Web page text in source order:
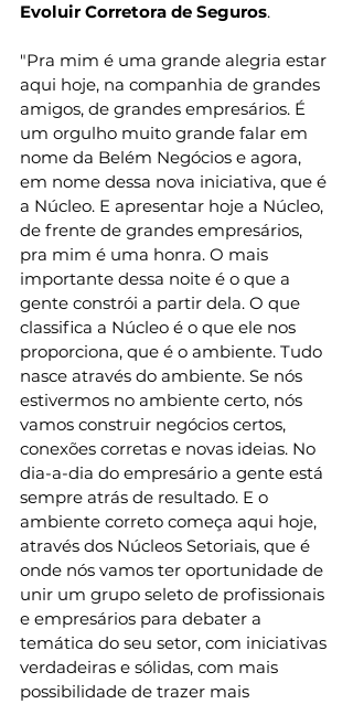
Evoluir Corretora de Seguros.
"Pra mim é uma grande alegria estar
aqui hoje, na companhia de grandes
amigos, de grandes empresários. É
um orgulho muito grande falar em
nome da Belém Negócios e agora,
em nome dessa nova iniciativa, que é
a Núcleo. E apresentar hoje a Núcleo,
de frente de grandes empresários,
pra mim é uma honra. O mais
importante dessa noite é o que a
gente constrói a partir dela. O que
classifica a Núcleo é o que ele nos
proporciona, que é o ambiente. Tudo
nasce através do ambiente. Se nós
estivermos no ambiente certo, nós
vamos construir negócios certos,
conexões corretas e novas ideias. No
dia-a-dia do empresário a gente está
sempre atrás de resultado. E o
ambiente correto começa aqui hoje,
através dos Núcleos Setoriais, que é
onde nós vamos ter oportunidade de
unir um grupo seleto de profissionais
e empresários para debater a
temática do seu setor, com iniciativas
verdadeiras e sólidas, com mais
possibilidade de trazer mais